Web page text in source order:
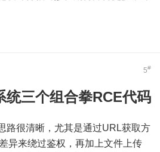
5#
统三个组合拳RCE代码
路很清晰，尤其是通过URL获取方
异来绕过鉴权，再加上文件上传